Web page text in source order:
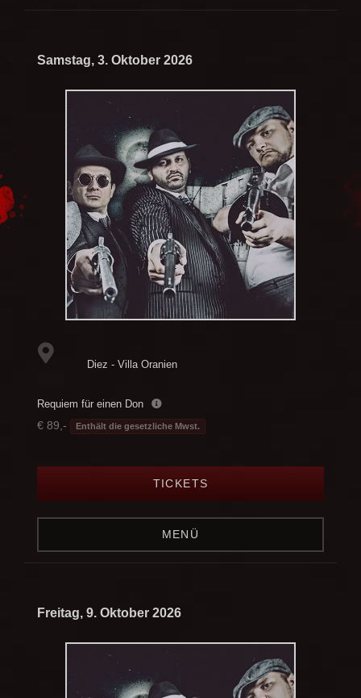
Samstag, 3. Oktober 2026
Diez - Villa Oranien
Requiem für einen Don
€ 89,- Enthält die gesetzliche Mwst.
TICKETS
MENÜ
Freitag, 9. Oktober 2026